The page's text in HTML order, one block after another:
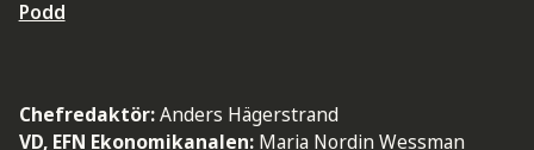
Podd
Chefredaktör:Anders Hägerstrand
VD, EFN Ekonomikanalen: Maria Nordin Wessman